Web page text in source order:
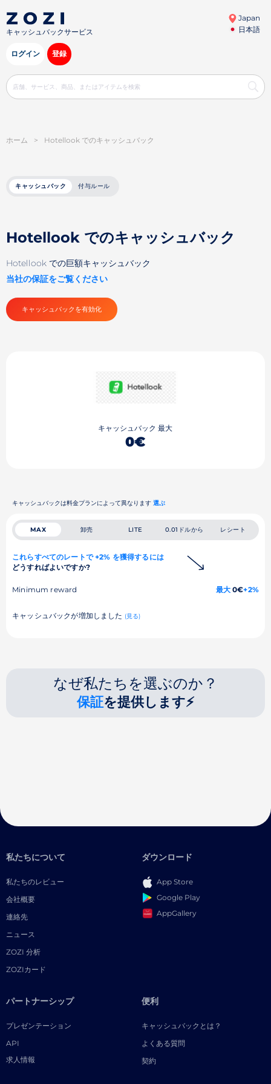
キャッシュバックサービス
Japan
日本語
ログイン 登録
ホーム > Hotellook でのキャッシュバック
キャッシュバック 付与ルール
Hotellook でのキャッシュバック
Hotellook での巨額キャッシュバック
当社の保証をご覧ください
キャッシュバックを有効化
キャッシュバック 最大
0€
キャッシュバックは料金プランによって異なります 選ぶ
MAX 卸売 LITE 0.01ドルから レシート
これらすべてのレートで +2% を獲得するには
どうすればよいですか?
Minimum reward 最大0€+2%
キャッシュバックが増加しました (見る)
なぜ私たちを選ぶのか？
保証を提供します⚡
私たちについて
私たちのレビュー
会社概要
連絡先
ニュース
ZOZI 分析
ZOZIカード
ダウンロード
App Store
Google Play
AppGallery
パートナーシップ
プレゼンテーション
API
求人情報
便利
キャッシュバックとは？
よくある質問
契約